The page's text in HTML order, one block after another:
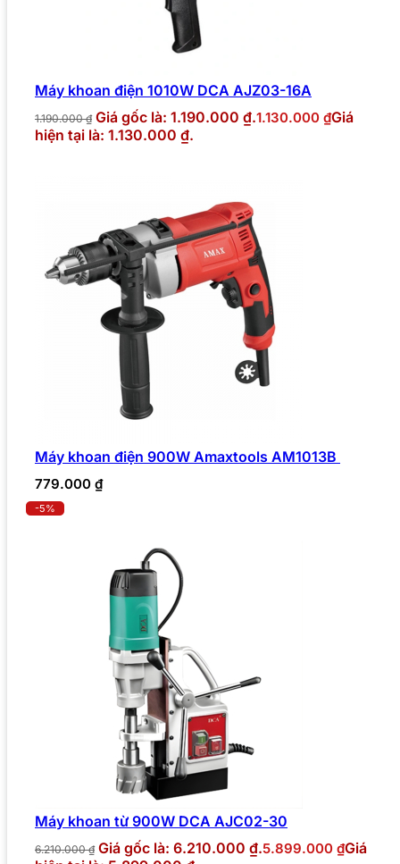
Máy khoan điện 1010W DCA AJZ03-16A
1.190.000₫ Giá gốc là: 1.190.000 ₫.1.130.000 ₫Giá
hiện tại là: 1.130.000 ₫.
Máy khoan điện 900W Amaxtools AM1013B
779.000 ₫
-5%
Máy khoan từ 900W DCA AJC02-30
6.210.000₫ Giá gốc là: 6.210.000 ₫.5.899.000 ₫Giá